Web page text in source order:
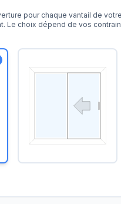
pour chaque vantail de
Le choix dépend de vos